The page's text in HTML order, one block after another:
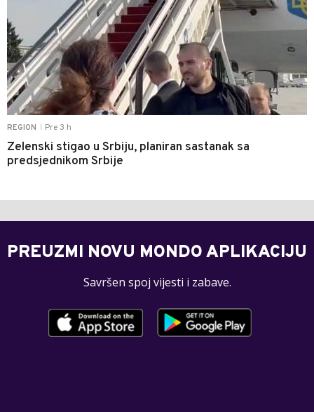
REGION Pre 3 h
Zelenski stigao u Srbiju, planiran sastanak sa
predsjednikom Srbije
PREUZMI NOVU MONDO APLIKACIJU
Savršen spoj vijesti i zabave.